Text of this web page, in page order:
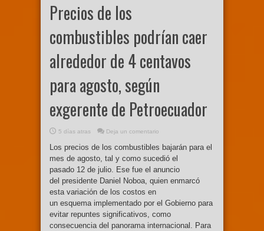
Precios de los
combustibles podrían caer
alrededor de 4 centavos
para agosto, según
exgerente de Petroecuador
5 días atras Deja un comentario
Los precios de los combustibles bajarán para el
mes de agosto, tal y como sucedió el
pasado 12 de julio. Ese fue el anuncio
del presidente Daniel Noboa, quien enmarcó
esta variación de los costos en
un esquema implementado por el Gobierno para
evitar repuntes significativos, como
consecuencia del panorama internacional. Para